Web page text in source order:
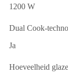
1200 W
Dual Cook-
Ja
Hoeveelheid